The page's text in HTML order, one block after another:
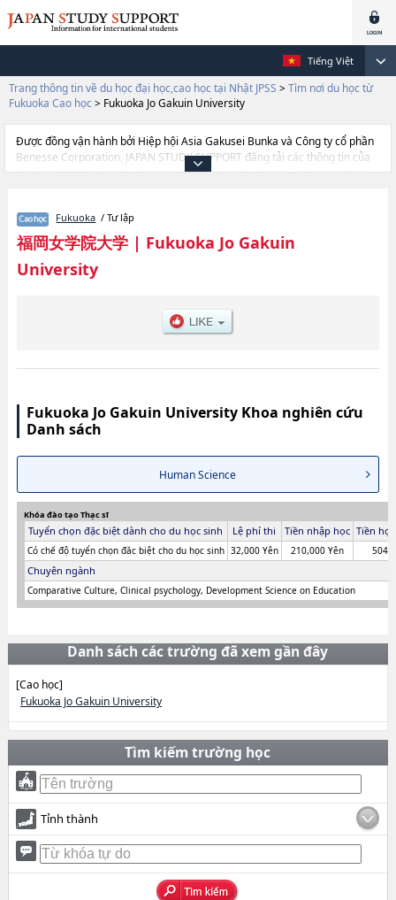
Tiếng Việt
Trang thông tin về du học đại học,cao học tại Nhật JPSS > Tìm nơi du học từ
Fukuoka Cao học > Fukuoka Jo Gakuin University
Được đồng vận hành bởi Hiệp hội Asia Gakusei Bunka và Công ty cổ phần
Benesse Corporation, JAPAN STUDY SUPPORT đăng tải các thông tin của
khoảng 1.300 trường đại học, cao học, trường đại học ngắn hạn, trường
thông tin cần thiết dành cho du học sinh, như là về các Human Science,
thông tin về từng khoa nghiên cứu, thông tin liên quan đến thi tuyển như
số lượng tuyển sinh, số lượng trúng tuyển, cở sở trang thiết bị, hướng dẫn
địa điểm v.v...
Fukuoka / Tư lập
福岡女学院大学| Fukuoka Jo Gakuin
University
Fukuoka Jo Gakuin University Khoa nghiên cứu
Danh sách
Human Science
Khóa đào tạo Thạc sĩ
Tuyển chọn đặc biệt dành cho du học sinh Lệ phí thi Tiền nhập học Tiền
Có chế độ tuyển chọn đăc biệt cho du học sinh 32,000 Yên 210,000 Yên
Chuyên ngành
Comparative Culture, Clinical psychology, Development Science on Education
Danh sách các trường đã xem gần đây
[Cao học]
Fukuoka Jo Gakuin University
Tìm kiếm trường học
Tỉnh thành